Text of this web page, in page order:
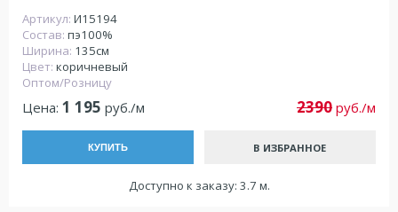
Артикул: И15194
Состав: пэ100%
Ширина: 135см
Цвет: коричневый
Оптом/Розницу
Цена: 1 195 руб./м 2390 руб./м
КУПИТЬ В ИЗБРАННОЕ
Доступно к заказу: 3.7 м.